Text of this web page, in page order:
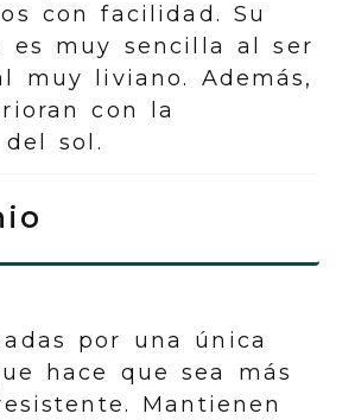
con facilidad. Su
es muy sencilla al ser
muy liviano. Además,
con la
sol.
por una única
hace que sea más
Mantienen